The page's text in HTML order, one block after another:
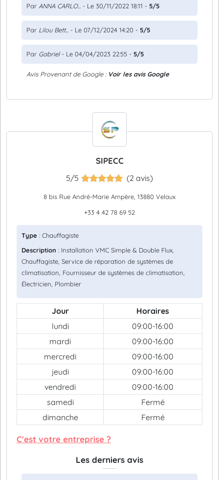
Par ANNA CARLO... - Le 30/11/2022 18:11 - 5/5
Par Lilou Bett... - Le 07/12/2024 14:20 - 5/5
Par Gabriel- Le 04/04/2023 22:55 - 5/5
Avis Provenant de Google : Voir les avis Google
SIPECC
5/5 (2 avis)
8 bis Rue André-Marie Ampère, 13880 Velaux
+33 4 42 78 69 52
Type : Chauffagiste
Description : Installation VMC Simple & Double Flux,
Chauffagiste, Service de réparation de systèmes de
climatisation, Fournisseur de systèmes de climatisation,
Électricien, Plombier
Jour
Horaires
lundi
09:00-16:00
mardi
09:00-16:00
mercredi
09:00-16:00
jeudi
09:00-16:00
vendredi
09:00-16:00
samedi
Fermé
dimanche
Fermé
C'est votre entreprise ?
Les derniers avis